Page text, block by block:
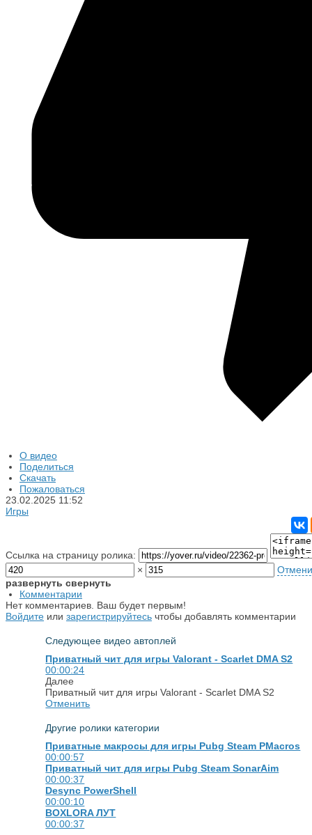
О видео
Поделиться
Скачать
Пожаловаться
23.02.2025 11:52
Игры
Ссылка на страницу ролика:
×
развернуть свернуть
Комментарии
Нет комментариев. Ваш будет первым!
Войдите или зарегистрируйтесь чтобы добавлять комментарии
Следующее видеоавтоплей
Приватный чит для игры Valorant - Scarlet DMA S2
00:00:24
Далее
Приватный чит для игры Valorant - Scarlet DMA S2
Отменить
Другие ролики категории
Приватные макросы для игры Pubg Steam PMacros
00:00:57
Приватный чит для игры Pubg Steam SonarAim
00:00:37
Desync PowerShell
00:00:10
BOXLORA ЛУТ
00:00:37